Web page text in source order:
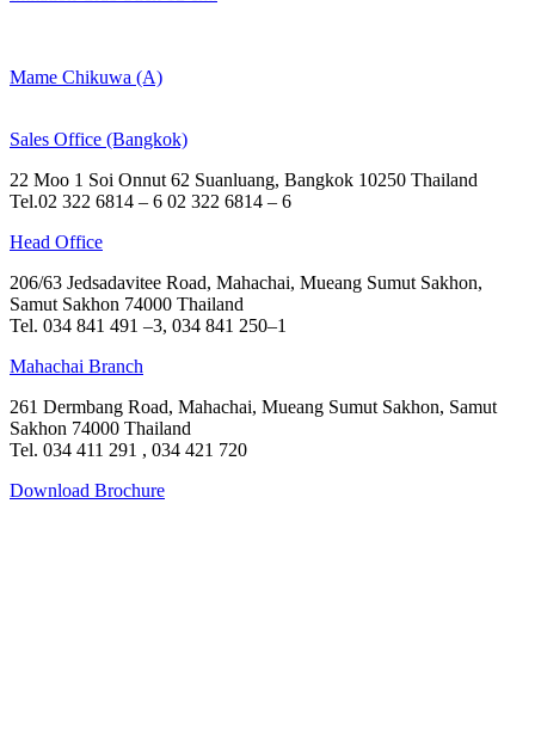
Mame Chikuwa (A)
Sales Office (Bangkok)
22 Moo 1 Soi Onnut 62 Suanluang, Bangkok 10250 Thailand
Tel.02 322 6814 – 6 02 322 6814 – 6
Head Office
206/63 Jedsadavitee Road, Mahachai, Mueang Sumut Sakhon,
Samut Sakhon 74000 Thailand
Tel. 034 841 491 –3, 034 841 250–1
Mahachai Branch
261 Dermbang Road, Mahachai, Mueang Sumut Sakhon, Samut
Sakhon 74000 Thailand
Tel. 034 411 291 , 034 421 720
Download Brochure